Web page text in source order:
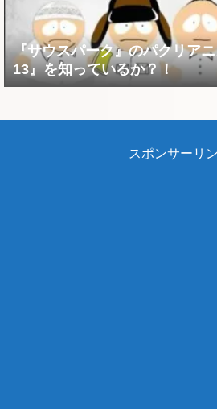
『サウスパーク』のパクリア
13』を知っているか？！
スポンサーリ